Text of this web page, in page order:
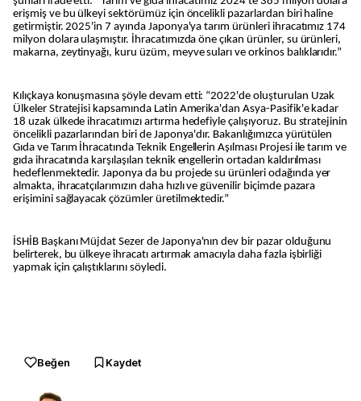
erişmiş ve bu ülkeyi sektörümüz için öncelikli pazarlardan biri haline
getirmiştir. 2025'in 7 ayında Japonya'ya tarım ürünleri ihracatımız 174
milyon dolara ulaşmıştır. İhracatımızda öne çıkan ürünler, su ürünleri,
makarna, zeytinyağı, kuru üzüm, meyve suları ve orkinos balıklarıdır.”
Kılıçkaya konuşmasına şöyle devam etti: “2022'de oluşturulan Uzak
Ülkeler Stratejisi kapsamında Latin Amerika'dan Asya-Pasifik'e kadar
18 uzak ülkede ihracatımızı artırma hedefiyle çalışıyoruz. Bu stratejinin
öncelikli pazarlarından biri de Japonya'dır. Bakanlığımızca yürütülen
Gıda ve Tarım İhracatında Teknik Engellerin Aşılması Projesi ile tarım ve
gıda ihracatında karşılaşılan teknik engellerin ortadan kaldırılması
hedeflenmektedir. Japonya da bu projede su ürünleri odağında yer
almakta, ihracatçılarımızın daha hızlı ve güvenilir biçimde pazara
erişimini sağlayacak çözümler üretilmektedir.”
İSHİB Başkanı Müjdat Sezer de Japonya'nın dev bir pazar olduğunu
belirterek, bu ülkeye ihracatı artırmak amacıyla daha fazla işbirliği
yapmak için çalıştıklarını söyledi.
Beğen Kaydet